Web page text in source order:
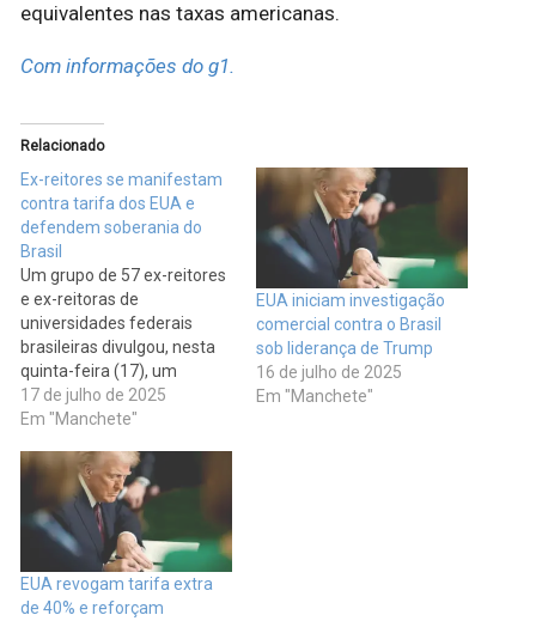
equivalentes nas taxas americanas.
Com informações do g1.
Relacionado
Ex-reitores se manifestam
contra tarifa dos EUA e
defendem soberania do
Brasil
Um grupo de 57 ex-reitores
e ex-reitoras de
universidades federais
brasileiras divulgou, nesta
quinta-feira (17), um
manifesto em defesa da
soberania nacional,
decisão do presidente dos
EUA, Donald Trump, de
impor uma tarifa de 50%
sobre produtos brasileiros a
partir de 1º de agosto.
Segundo o documento,…
17 de julho de 2025
Em "Manchete"
EUA iniciam investigação
comercial contra o Brasil
sob liderança de Trump
16 de julho de 2025
Em "Manchete"
EUA revogam tarifa extra
de 40% e reforçam